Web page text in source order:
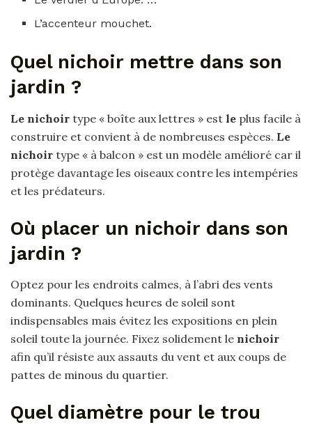
L’accenteur mouchet.
Quel nichoir mettre dans son
jardin ?
Le nichoir type « boîte aux lettres » est le plus facile à
construire et convient à de nombreuses espèces. Le
nichoir type « à balcon » est un modèle amélioré car il
protège davantage les oiseaux contre les intempéries
et les prédateurs.
Où placer un nichoir dans son
jardin ?
Optez pour les endroits calmes, à l’abri des vents
dominants. Quelques heures de soleil sont
indispensables mais évitez les expositions en plein
soleil toute la journée. Fixez solidement le nichoir
afin qu’il résiste aux assauts du vent et aux coups de
pattes de minous du quartier.
Quel diamètre pour le trou